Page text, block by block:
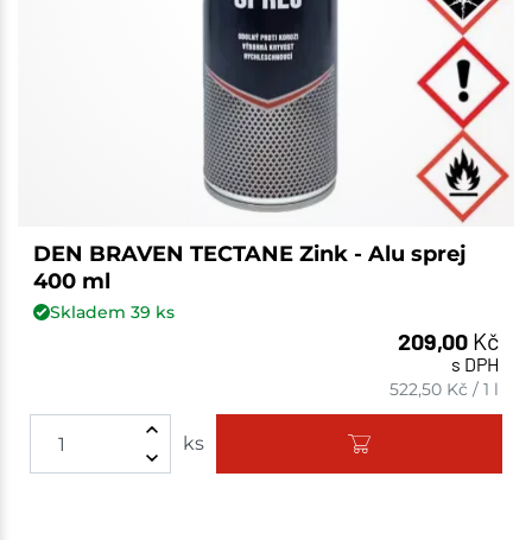
DEN BRAVEN TECTANE Zink - Alu sprej
400 ml
Skladem 39 ks
209,00 Kč
s DPH
522,50 Kč /1 l
ks